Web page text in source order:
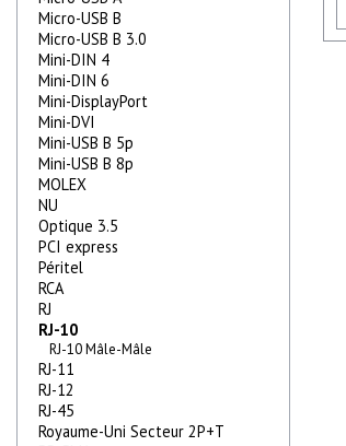
Micro-USB B
Micro-USB B 3.0
Mini-DIN 4
Mini-DIN 6
Mini-DisplayPort
Mini-DVI
Mini-USB B 5p
Mini-USB B 8p
MOLEX
NU
Optique 3.5
PCI express
Péritel
RCA
RJ
RJ-10
RJ-10 Mâle-Mâle
RJ-11
RJ-12
RJ-45
Royaume-Uni Secteur 2P+T